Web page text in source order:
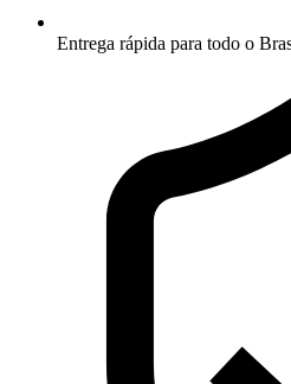
Entrega rápida para todo o